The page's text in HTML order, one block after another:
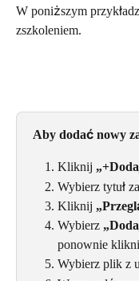
W poniższym
zszkoleniem.
Aby dodać nowy
Kliknij
Wybierz tytuł
Kliknij
Wybierz
ponownie
Wybierz plik z